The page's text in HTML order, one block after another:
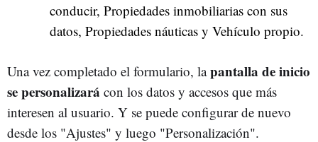
conducir, Propiedades inmobiliarias con sus
datos, Propiedades náuticas y Vehículo propio.
Una vez completado el formulario, lapantalla de inicio
se personalizará con los datos y accesos que más
interesen al usuario. Y se puede configurar de nuevo
desde los "Ajustes" y luego "Personalización".